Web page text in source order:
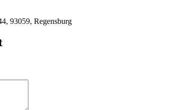
93059, Regensburg